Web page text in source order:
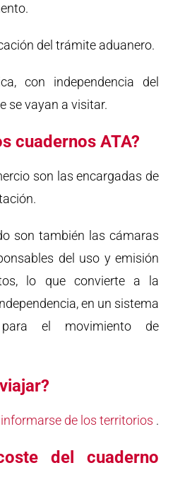
del trámite aduanero.
con independencia del
se vayan a visitar.
cuadernos ATA?
son las encargadas de
son también las cámaras
del uso y emisión
lo que convierte a la
en un sistema
el movimiento de
de los territorios .
del cuaderno